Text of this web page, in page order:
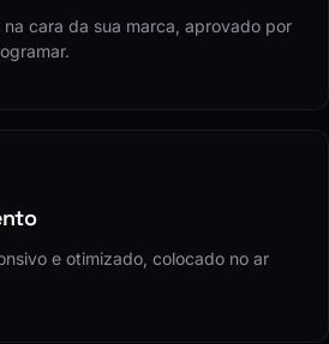
cara da sua marca, aprovado por
e otimizado, colocado no ar